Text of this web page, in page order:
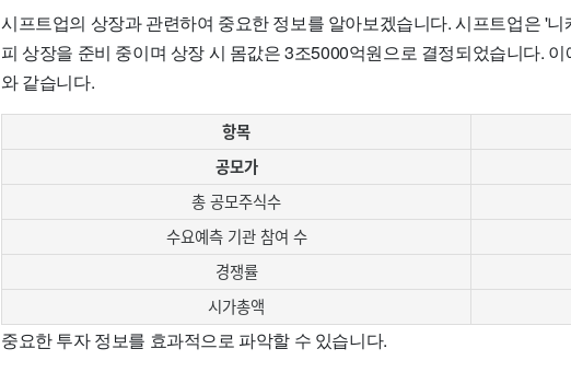
시프트업의 상장과 관련하여 중요한 정보를 알아보겠습니다. 시프트업은 '
피 상장을 준비 중이며 상장 시 몸값은 3조5000억원으로 결정되었습니다.
와 같습니다.
항목
공모가
총 공모주식수
수요예측 기관 참여 수
경쟁률
시가총액
중요한 투자 정보를 효과적으로 파악할 수 있습니다.